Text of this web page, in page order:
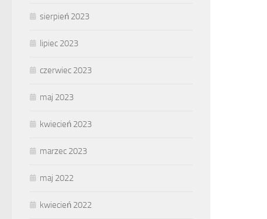
sierpień 2023
lipiec 2023
czerwiec 2023
maj 2023
kwiecień 2023
marzec 2023
maj 2022
kwiecień 2022